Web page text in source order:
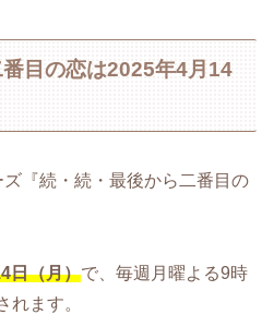
目の恋は2025年4月14
『続・続・最後から二番目の
日（月）で、毎週月曜よる9時
れます。